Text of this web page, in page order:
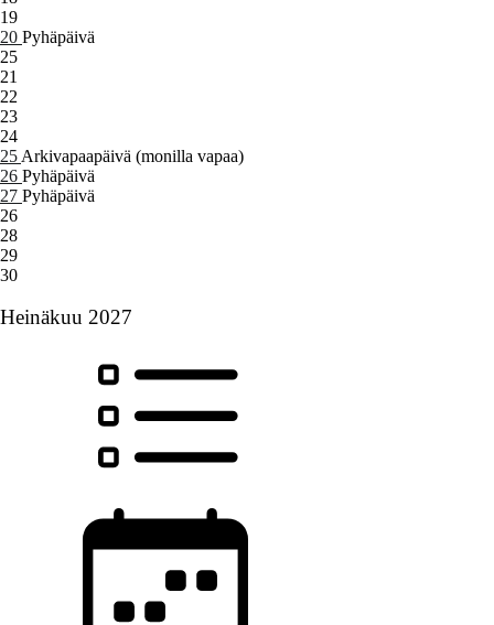
19
20 Pyhäpäivä
25
21
22
23
24
25 Arkivapaapäivä (monilla vapaa)
26 Pyhäpäivä
27 Pyhäpäivä
26
28
29
30
Heinäkuu 2027